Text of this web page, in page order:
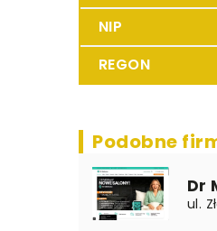
NIP
REGON
Podobne
Dr
ul.